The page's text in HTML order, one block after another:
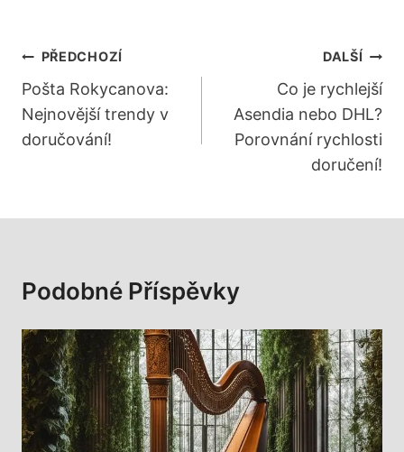
Navigace
Pro
Příspěvek
PŘEDCHOZÍ
Pošta Rokycanova:
Nejnovější trendy v
doručování!
DALŠÍ
Co je rychlejší
Asendia nebo DHL?
Porovnání rychlosti
doručení!
Podobné Příspěvky